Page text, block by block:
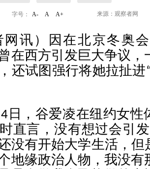
字号： A- A A+ 来源：观察者网
网讯）因在北京冬奥
在西方引发巨大争议，
还试图强行将她拉扯进
日，谷爱凌在纽约女性
直言，没有想过会引
没有开始大学生活，但
地缘政治人物，我没有